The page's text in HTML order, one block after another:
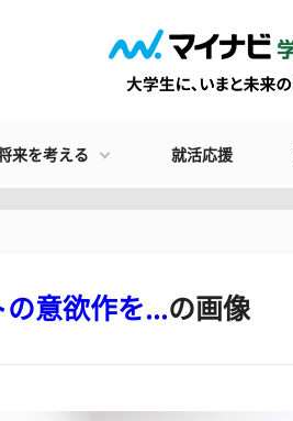
来を考える 就活応援
意欲作を...の画像